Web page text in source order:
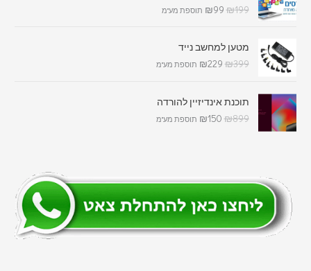
₪199
₪99 תוספת מע"מ
מטען למחשב נייד
₪399
₪229 תוספת מע"מ
תוכנת אינדיזיין להורדה
₪899
₪150 תוספת מע"מ